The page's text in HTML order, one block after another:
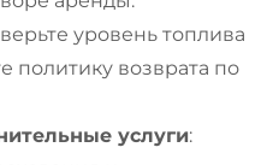
уровень топлива
политику возврата по
услуги: